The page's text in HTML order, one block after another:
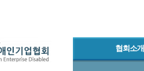
협회소개